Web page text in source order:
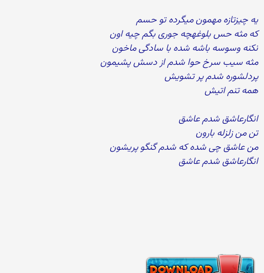
یه چیزتازه مهمون میگرده تو حسم
که مثه حس بلوغهچه جوری بگم چیه اون
نکنه وسوسه باشه شده با سادگی ماخون
مثه سیب سرخ حوا شدم از دسش پشیمون
پردلشوره شدم پر تشویش
همه تنم اتیش
انگارعاشق شدم عاشق
تن من زلزله بارون
من عاشق چی شده که شدم گنگو پریشون
انگارعاشق شدم عاشق